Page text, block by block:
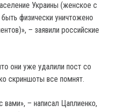
Украины (женское с
физически уничтожено
– заявили российские
они уже удалили пост со
скриншоты все помнят.
– написал Цаплиенко,